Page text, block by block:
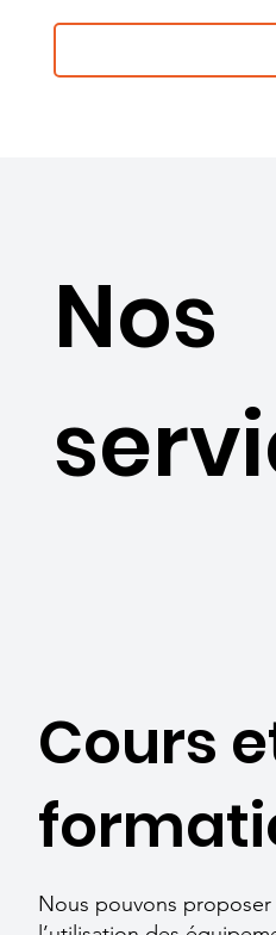
Nos
Cours
Nous pouvons